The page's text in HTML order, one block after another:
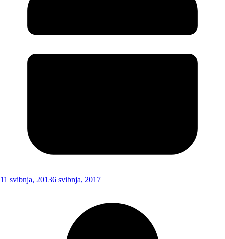
11 svibnja, 20136 svibnja, 2017